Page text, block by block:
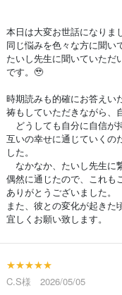
本日は大変お世話になりま
同じ悩みを色々な方に聞い
たいし先生に聞いていただ
です。🥹
時期読みも的確にお答えい
祷もしていただきながら、
どうしても自分に自信が
互いの幸せに通じていくの
した。
なかなか、たいし先生に
偶然に通じたので、これも
ありがとうございました。
また、彼との変化が起きた
宜しくお願い致します。
★★★★★
C.S様 2026/05/05